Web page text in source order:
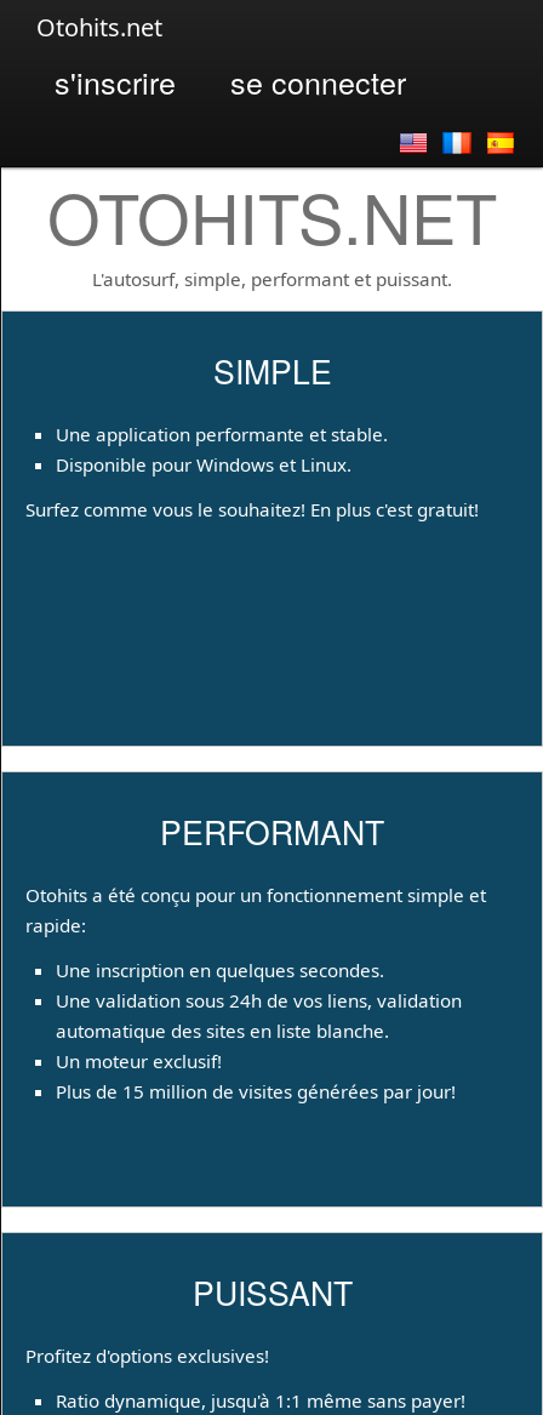
Otohits.net
s'inscrire se connecter
OTOHITS.NET
L'autosurf, simple, performant et puissant.
SIMPLE
Une application performante et stable.
Disponible pour Windows et Linux.
Surfez comme vous le souhaitez! En plus c'est gratuit!
PERFORMANT
Otohits a été conçu pour un fonctionnement simple et
rapide:
Une inscription en quelques secondes.
Une validation sous 24h de vos liens, validation
automatique des sites en liste blanche.
Un moteur exclusif!
Plus de 15 million de visites générées par jour!
PUISSANT
Profitez d'options exclusives!
Ratio dynamique, jusqu'à 1:1 même sans payer!